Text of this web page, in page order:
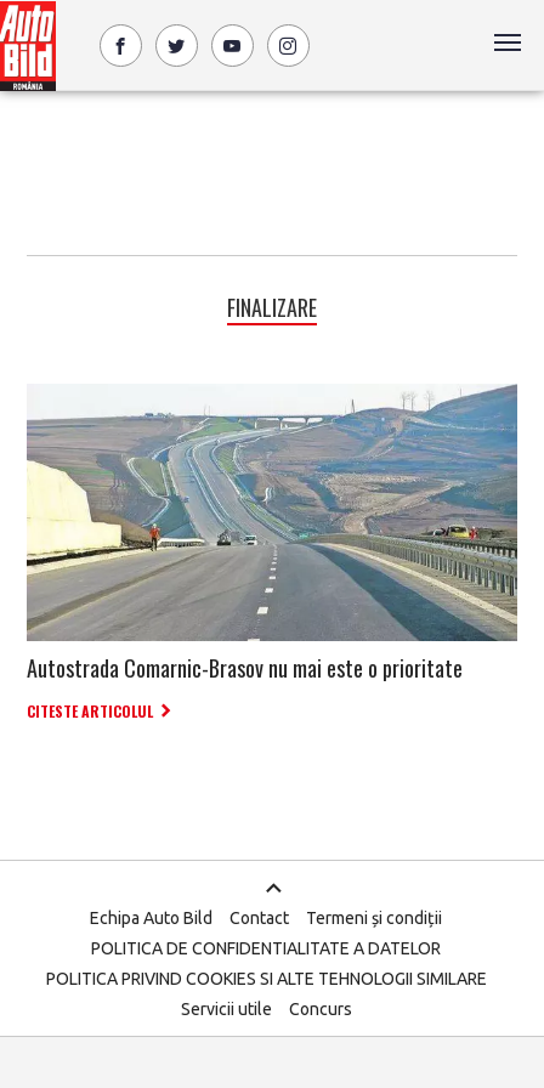
FINALIZARE
Autostrada Comarnic-Brasov nu mai este o prioritate
CITESTE ARTICOLUL
Echipa Auto Bild Contact
Termeni și condiții
POLITICA DE CONFIDENTIALITATE A DATELOR
POLITICA PRIVIND COOKIES SI ALTE TEHNOLOGII SIMILARE
Servicii utile
Concurs